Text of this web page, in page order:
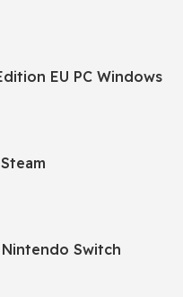
EU PC Windows
Switch